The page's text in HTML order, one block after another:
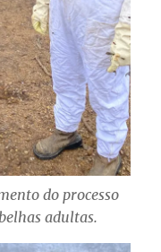
do processo
adultas.